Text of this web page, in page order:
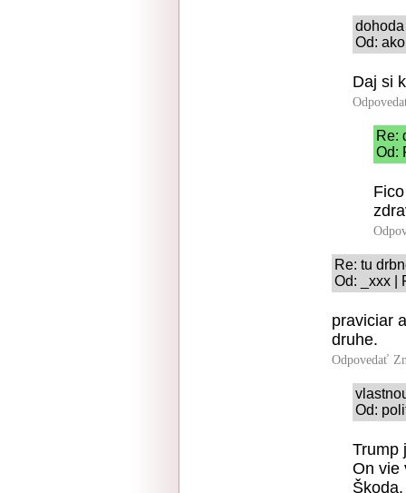
Od:
Daj si
Re:
Od:
Re: tu
Od: _xxx |
praviciar
druhe.
Odpovedať
Od:
Trump
On vie